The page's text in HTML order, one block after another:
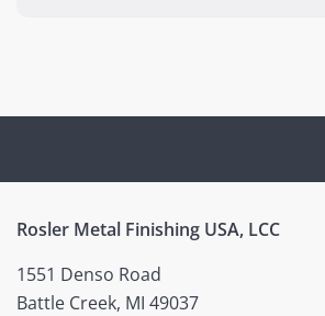
Rosler Metal Finishing USA, LCC
1551 Denso Road
Battle Creek, MI 49037